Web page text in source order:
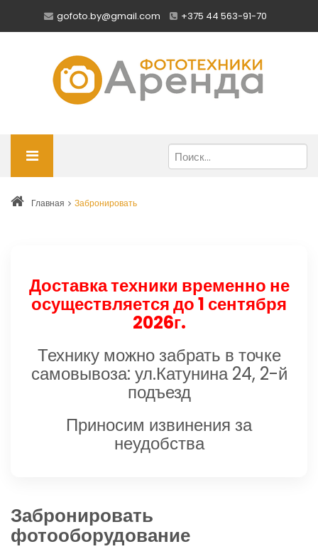
gofoto.by@gmail.com +375 44 563-91-70
Главная Забронировать
Доставка техники временно не
осуществляется до 1 сентября
2026г.
Технику можно забрать в точке
самовывоза: ул.Катунина 24, 2-й
подъезд
Приносим извинения за
неудобства
Забронировать
фотооборудование